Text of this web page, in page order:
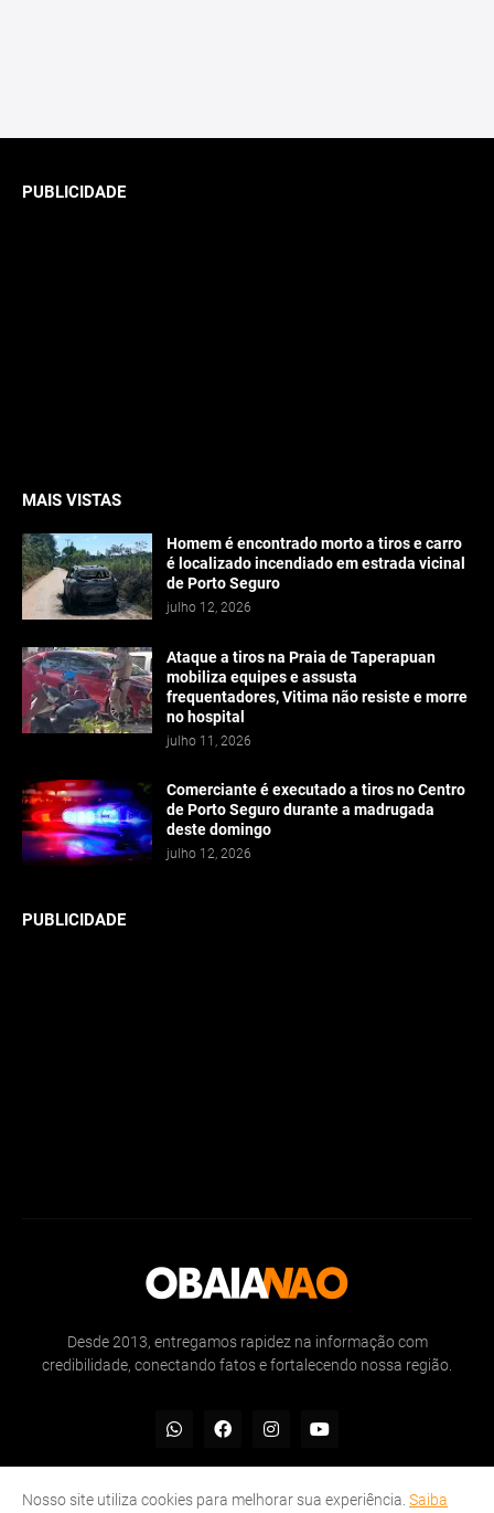
PUBLICIDADE
MAIS VISTAS
Homem é encontrado morto a tiros e carro
é localizado incendiado em estrada vicinal
de Porto Seguro
julho 12, 2026
Ataque a tiros na Praia de Taperapuan
mobiliza equipes e assusta
frequentadores, Vitima não resiste e morre
no hospital
julho 11, 2026
Comerciante é executado a tiros no Centro
de Porto Seguro durante a madrugada
deste domingo
julho 12, 2026
PUBLICIDADE
Desde 2013, entregamos rapidez na informação com
credibilidade, conectando fatos e fortalecendo nossa região.
Nosso site utiliza cookies para melhorar sua experiência. Saiba